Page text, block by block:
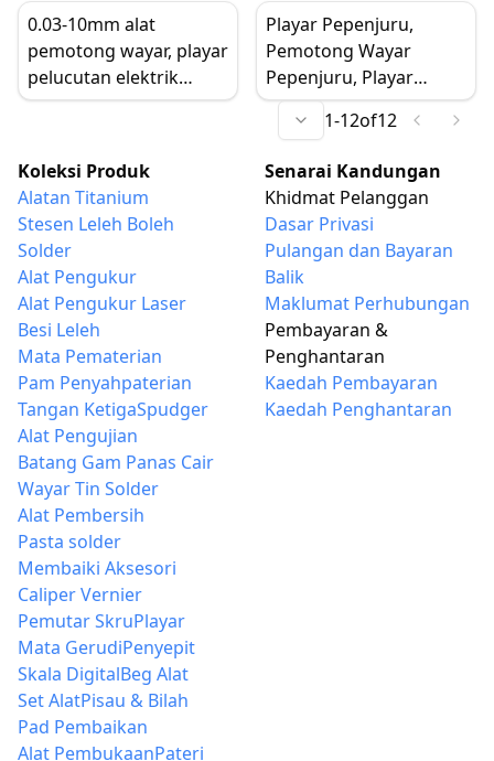
Skid, Alat Tangan
Pembaikan
Pemotongan Taman
Kawat Alat Tangan
Pembaikan Membuka
0.03-10mm alat
pemotong wayar, playar
pelucutan elektrik
larasan sendiri, playar
Playar Pepenjuru,
Pemotong Wayar
Pepenjuru, Playar
Pemotong Ketepatan
Keluli Karbon 5 inci
Telefon Mudah Alih
1-12of12
Koleksi Produk
Alatan Titanium
Stesen Leleh Boleh
Solder
Alat Pengukur
Alat Pengukur Laser
Besi Leleh
Mata Pematerian
Pam Penyahpaterian
Tangan KetigaSpudger
Alat Pengujian
Batang Gam Panas Cair
Wayar Tin Solder
Alat Pembersih
Pasta solder
Membaiki Aksesori
Caliper Vernier
Pemutar SkruPlayar
Mata GerudiPenyepit
Skala DigitalBeg Alat
Set AlatPisau & Bilah
Pad Pembaikan
Alat PembukaanPateri
Senarai Kandungan
Khidmat Pelanggan
Dasar Privasi
Pulangan dan Bayaran
Balik
Maklumat Perhubungan
Pembayaran &
Penghantaran
Kaedah Pembayaran
Kaedah Penghantaran